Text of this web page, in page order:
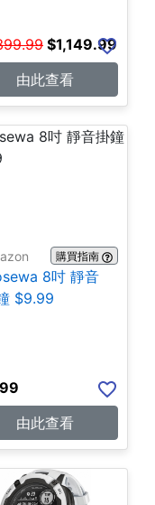
$1,149.99
由此查看
購買指南
8吋 靜音
$9.99
由此查看